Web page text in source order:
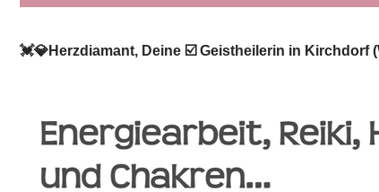
💓️💎Herzdiamant, Deine ☑️ Geistheilerin in